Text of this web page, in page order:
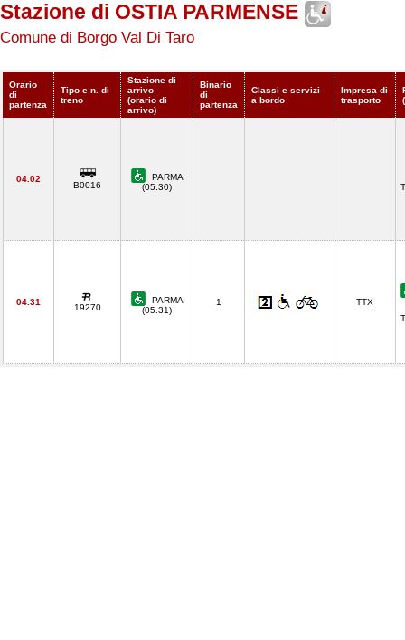
Stazione di OSTIA PARMENSE
Comune di Borgo Val Di Taro
Orario
di
partenza
Tipo e n. di
treno
Stazione di
arrivo
(orario di
arrivo)
Binario
di
partenza
Classi e servizi
a bordo
Impresa di
trasporto
04.02
B0016
PARMA
(05.30)
04.31
19270
PARMA
(05.31)
1
TTX